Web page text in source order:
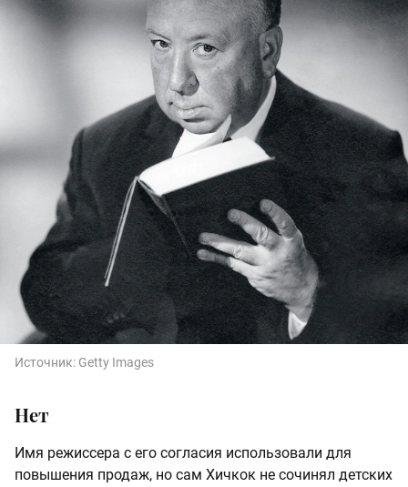
Источник: Getty Images
Нет
Имя режиссера с его согласия использовали для
повышения продаж, но сам Хичкок не сочинял детских